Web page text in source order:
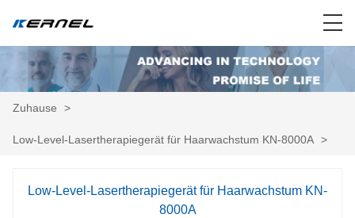
Zuhause >
Low-Level-Lasertherapiegerät für Haarwachstum KN-8000A >
Low-Level-Lasertherapiegerät für Haarwachstum KN-
8000A